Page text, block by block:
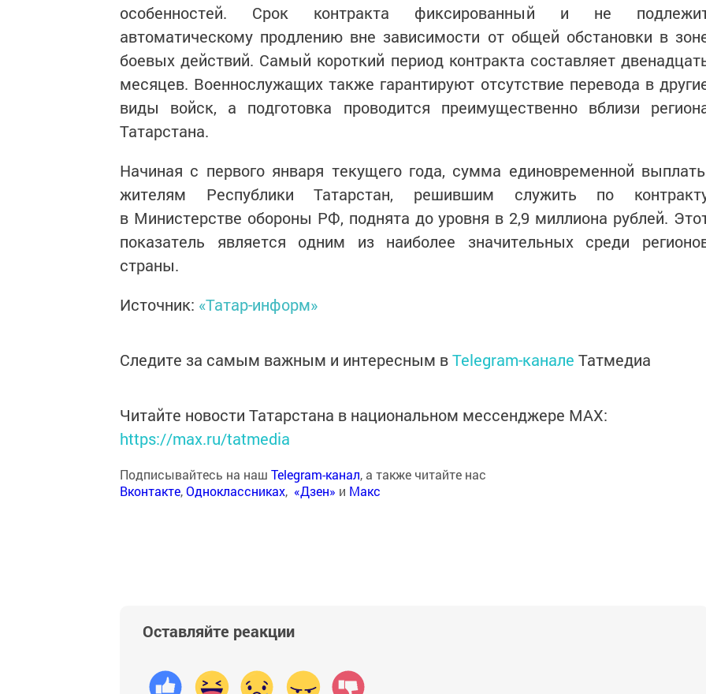
особенностей. Срок контракта фиксированный и не
автоматическому продлению вне зависимости от общей обстановки в
боевых действий. Самый короткий период контракта составляет
месяцев. Военнослужащих также гарантируют отсутствие перевода в
виды войск, а подготовка проводится преимущественно вблизи
Татарстана.
Начиная с первого января текущего года, сумма единовременной
жителям Республики Татарстан, решившим служить по
в Министерстве обороны РФ, поднята до уровня в 2,9 миллиона рублей.
показатель является одним из наиболее значительных среди
страны.
Источник: «Татар-информ»
Следите за самым важным и интересным вTelegram-канале Татмедиа
Читайте новости Татарстана в национальном мессенджере MАХ:
https://max.ru/tatmedia
Подписывайтесь на наш Telegram-канал, а также читайте нас
Вконтакте,Одноклассниках, «Дзен» и Макс
Оставляйте реакции